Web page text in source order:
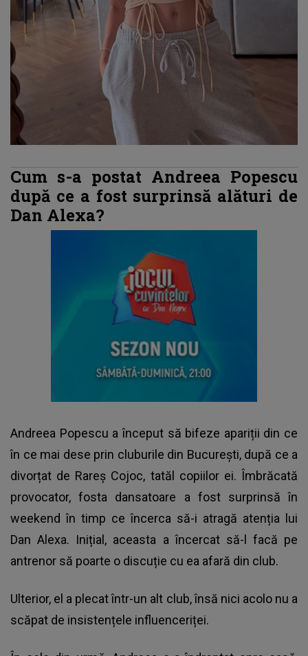
Cum s-a postat Andreea Popescu
după ce a fost surprinsă alături de
Dan Alexa?
Andreea Popescu a început să bifeze apariții din ce
în ce mai dese prin cluburile din București, după ce a
divorțat de Rareș Cojoc, tatăl copiilor ei. Îmbrăcată
provocator, fosta dansatoare a fost surprinsă în
weekend în timp ce încerca să-i atragă atenția lui
Dan Alexa. Inițial, aceasta a încercat să-l facă pe
antrenor să poarte o discuție cu ea afară din club.
Ulterior, el a plecat într-un alt club, însă nici acolo nu a
scăpat de insistențele influenceriței.